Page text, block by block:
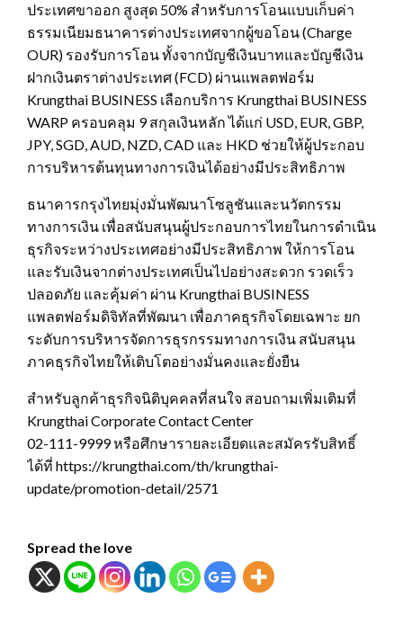
ประเทศขาออก สูงสุด 50% สำหรับการโอนแบบเก็บค่า
ธรรมเนียมธนาคารต่างประเทศจากผู้ขอโอน (Charge
OUR) รองรับการโอน ทั้งจากบัญชีเงินบาทและบัญชีเงิน
ฝากเงินตราต่างประเทศ (FCD) ผ่านแพลตฟอร์ม
Krungthai BUSINESS เลือกบริการ Krungthai BUSINESS
WARP ครอบคลุม 9 สกุลเงินหลัก ได้แก่ USD, EUR, GBP,
JPY, SGD, AUD, NZD, CAD และ HKD ช่วยให้ผู้ประกอบ
การบริหารต้นทุนทางการเงินได้อย่างมีประสิทธิภาพ
ธนาคารกรุงไทยมุ่งมั่นพัฒนาโซลูชันและนวัตกรรม
ทางการเงิน เพื่อสนับสนุนผู้ประกอบการไทยในการดำเนิน
ธุรกิจระหว่างประเทศอย่างมีประสิทธิภาพ ให้การโอน
และรับเงินจากต่างประเทศเป็นไปอย่างสะดวก รวดเร็ว
ปลอดภัย และคุ้มค่า ผ่าน Krungthai BUSINESS
แพลตฟอร์มดิจิทัลที่พัฒนา เพื่อภาคธุรกิจโดยเฉพาะ ยก
ระดับการบริหารจัดการธุรกรรมทางการเงิน สนับสนุน
ภาคธุรกิจไทยให้เติบโตอย่างมั่นคงและยั่งยืน
สำหรับลูกค้าธุรกิจนิติบุคคลที่สนใจ สอบถามเพิ่มเติมที่
Krungthai Corporate Contact Center
02-111-9999 หรือศึกษารายละเอียดและสมัครรับสิทธิ์
ได้ที่ https://krungthai.com/th/krungthai-
update/promotion-detail/2571
Spread the love